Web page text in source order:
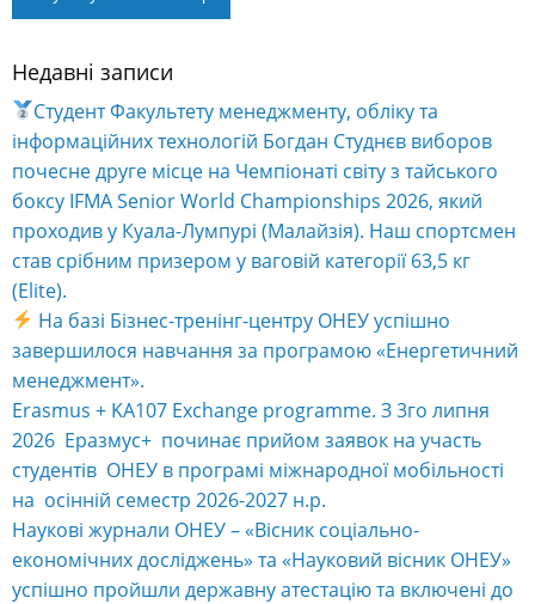
Alternative:
Недавні записи
Студент Факультету менеджменту, обліку та
інформаційних технологій Богдан Студнєв виборов
почесне друге місце на Чемпіонаті світу з тайського
боксу IFMA Senior World Championships 2026, який
проходив у Куала-Лумпурі (Малайзія). Наш спортсмен
став срібним призером у ваговій категорії 63,5 кг
(Elite).
На базі Бізнес-тренінг-центру ОНЕУ успішно
завершилося навчання за програмою «Енергетичний
менеджмент».
Erasmus + KA107 Exchange programme. З 3го липня
2026 Еразмус+ починає прийом заявок на участь
студентів ОНЕУ в програмі міжнародної мобільності
на осінній семестр 2026-2027 н.р.
Наукові журнали ОНЕУ – «Вісник соціально-
економічних досліджень» та «Науковий вісник ОНЕУ»
успішно пройшли державну атестацію та включені до